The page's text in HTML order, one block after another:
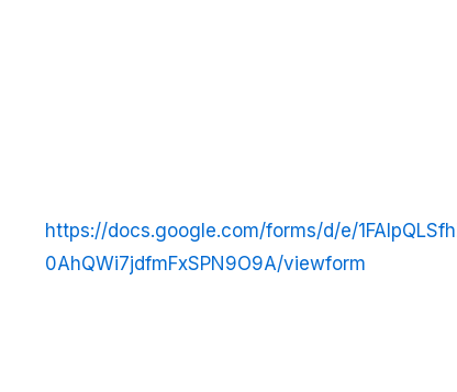
https://docs.google.com/forms/d/e/
0AhQWi7jdfmFxSPN9O9A/viewform